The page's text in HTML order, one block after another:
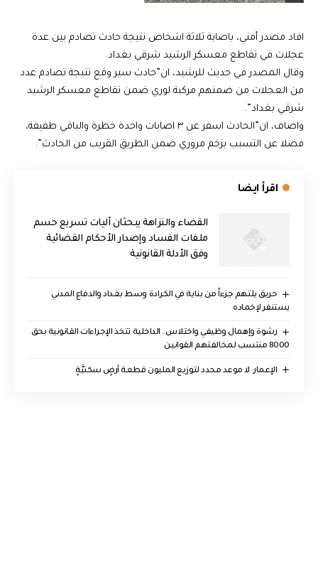
افاد مصدر أمني، باصابة ثلاثة اشخاص نتيجة حادث تصادم بين عدة
عجلات في تقاطع معسكر الرشيد شرقي بغداد.
وقال المصدر في حديث للرشيد، ان”حادث سير وقع نتيجة تصادم عدد
من العجلات من ضمنهم مركبة لوري ضمن تقاطع معسكر الرشيد
شرقي بغداد”.
واضاف، ان”الحادث اسفر عن ٣ اصابات واحدة خطرة والباقي طفيفة،
فضلا عن التسبب بزخم مروري ضمن الطريق القريب من الحادث”.
اقرأ ايضا
القضاء والنزاهة يبحثان آليات تسريع حسم
ملفات الفساد وإصدار الأحكام القضائية
وفق الأدلة القانونية
حريق يلتهم جزءاً من بناية في الكرادة وسط بغداد والدفاع المدني
يستنفر لإخماده
رشوة وإهمال وظيفي واختلاس.. الداخلية تتخذ الإجراءات القانونية بحق
8000 منتسب لمخالفتهم القوانين
الإعمار: لا موعد محدد لتوزيع المليون قطعة أرضٍ سكنيَّةٍ